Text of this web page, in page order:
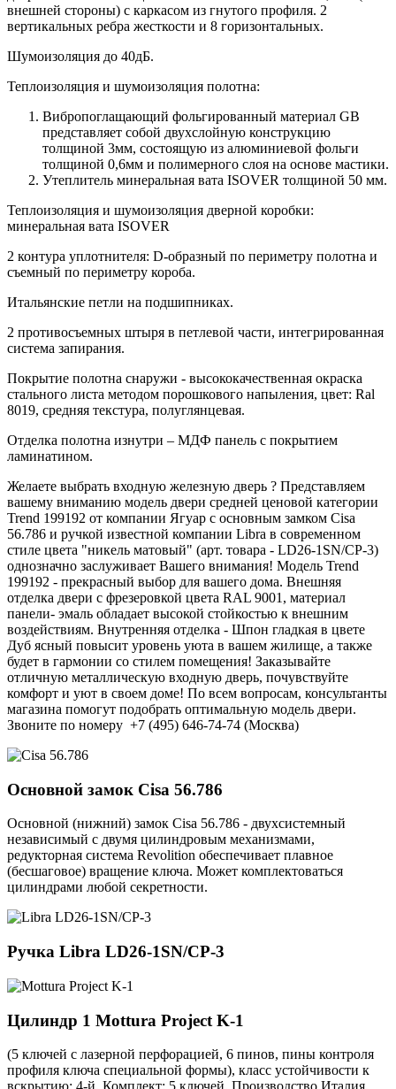
внешней стороны) c каркасом из гнутого профиля. 2
вертикальных ребра жесткости и 8 горизонтальных.
Шумоизоляция до 40дБ.
Теплоизоляция и шумоизоляция полотна:
Вибропоглащающий фольгированный материал GB
представляет собой двухслойную конструкцию
толщиной 3мм, состоящую из алюминиевой фольги
толщиной 0,6мм и полимерного слоя на основе мастики.
Утеплитель минеральная вата ISOVER толщиной 50 мм.
Теплоизоляция и шумоизоляция дверной коробки:
минеральная вата ISOVER
2 контура уплотнителя: D-образный по периметру полотна и
съемный по периметру короба.
Итальянские петли на подшипниках.
2 противосъемных штыря в петлевой части, интегрированная
система запирания.
Покрытие полотна снаружи - высококачественная окраска
стального листа методом порошкового напыления, цвет: Ral
8019, средняя текстура, полуглянцевая.
Отделка полотна изнутри – МДФ панель с покрытием
ламинатином.
Желаете выбрать входную железную дверь ? Представляем
вашему вниманию модель двери средней ценовой категории
Trend 199192 от компании Ягуар с основным замком Cisa
56.786 и ручкой известной компании Libra в современном
стиле цвета "никель матовый" (арт. товара - LD26-1SN/CP-3)
однозначно заслуживает Вашего внимания! Модель Trend
199192 - прекрасный выбор для вашего дома. Внешняя
отделка двери с фрезеровкой цвета RAL 9001, материал
панели- эмаль обладает высокой стойкостью к внешним
воздействиям. Внутренняя отделка - Шпон гладкая в цвете
Дуб ясный повысит уровень уюта в вашем жилище, а также
будет в гармонии со стилем помещения! Заказывайте
отличную металлическую входную дверь, почувствуйте
комфорт и уют в своем доме! По всем вопросам, консультанты
магазина помогут подобрать оптимальную модель двери.
Звоните по номеру +7 (495) 646-74-74 (Москва)
Основной замок Cisa 56.786
Основной (нижний) замок Cisa 56.786 - двухсистемный
независимый с двумя цилиндровым механизмами,
редукторная система Revolition обеспечивает плавное
(бесшаговое) вращение ключа. Может комплектоваться
цилиндрами любой секретности.
Ручка Libra LD26-1SN/CP-3
Цилиндр 1 Mottura Project K-1
(5 ключей с лазерной перфорацией, 6 пинов, пины контроля
профиля ключа специальной формы), класс устойчивости к